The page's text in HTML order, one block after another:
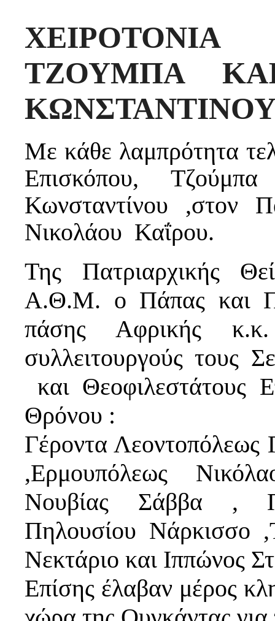
ΤΖΟΥΜΠΑ
Με κάθε λαμπρότητα
Επισκόπου,
Κωνσταντίνου ,στον
Νικολάου Καΐρου.
Της Πατριαρχικής
Α.Θ.Μ. ο Πάπας και
πάσης Αφρικής
συλλειτουργούς τους
και Θεοφιλεστάτους
Θρόνου :
Γέροντα
,Ερμουπόλεως
Νουβίας Σάββα ,
Πηλουσίου Νάρκισσο
Νεκτάριο και Ιππώνος
Επίσης έλαβαν μέρος